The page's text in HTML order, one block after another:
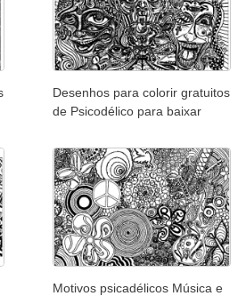
Desenhos para colorir gratuitos
de Psicodélico para baixar
Motivos psicadélicos Música e